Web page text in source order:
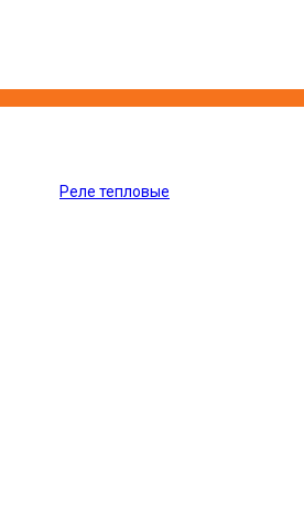
Реле тепловые